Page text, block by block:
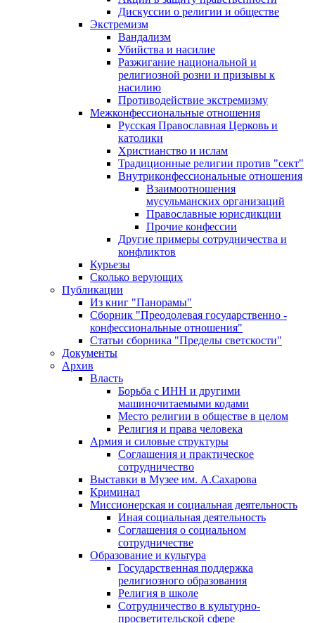
Дискуссии о религии и обществе
Экстремизм
Вандализм
Убийства и насилие
Разжигание национальной и
религиозной розни и призывы к
насилию
Противодействие экстремизму
Межконфессиональные отношения
Русская Православная Церковь и
католики
Христианство и ислам
Традиционные религии против "сект"
Внутриконфессиональные отношения
Взаимоотношения
мусульманских организаций
Православные юрисдикции
Прочие конфессии
Другие примеры сотрудничества и
конфликтов
Курьезы
Сколько верующих
Публикации
Из книг "Панорамы"
Сборник "Преодолевая государственно -
конфессиональные отношения"
Статьи сборника "Пределы светскости"
Документы
Архив
Власть
Борьба с ИНН и другими
машиночитаемыми кодами
Место религии в обществе в целом
Религия и права человека
Армия и силовые структуры
Соглашения и практическое
сотрудничество
Выставки в Музее им. А.Сахарова
Криминал
Миссионерская и социальная деятельность
Иная социальная деятельность
Соглашения о социальном
сотрудничестве
Образование и культура
Государственная поддержка
религиозного образования
Религия в школе
Сотрудничество в культурно-
просветительской сфере